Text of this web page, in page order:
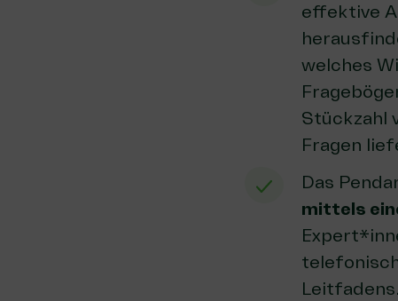
effektive
welches
Stückzahl
Fragen
Das
mittels